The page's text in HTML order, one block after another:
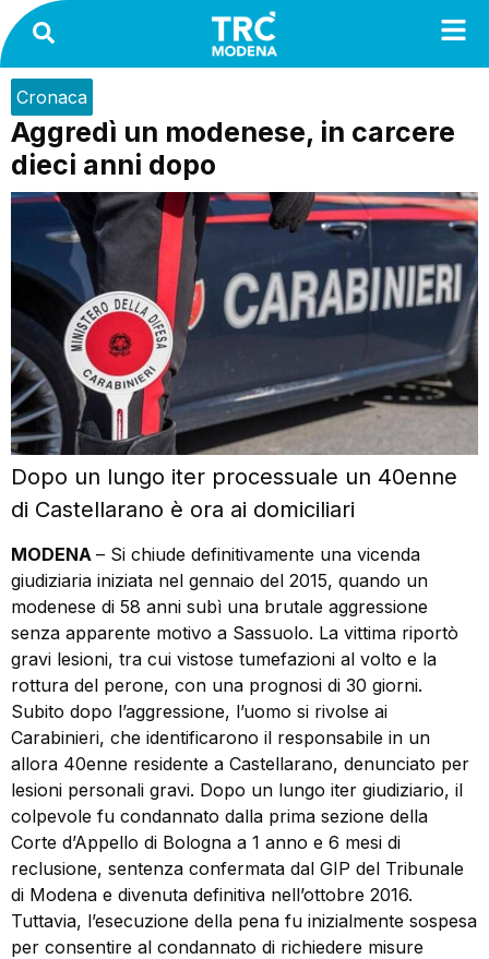
Cronaca
Aggredì un modenese, in carcere
dieci anni dopo
Dopo un lungo iter processuale un 40enne
di Castellarano è ora ai domiciliari
MODENA – Si chiude definitivamente una vicenda
giudiziaria iniziata nel gennaio del 2015, quando un
modenese di 58 anni subì una brutale aggressione
senza apparente motivo a Sassuolo. La vittima riportò
gravi lesioni, tra cui vistose tumefazioni al volto e la
rottura del perone, con una prognosi di 30 giorni.
Subito dopo l’aggressione, l’uomo si rivolse ai
Carabinieri, che identificarono il responsabile in un
allora 40enne residente a Castellarano, denunciato per
lesioni personali gravi. Dopo un lungo iter giudiziario, il
colpevole fu condannato dalla prima sezione della
Corte d’Appello di Bologna a 1 anno e 6 mesi di
reclusione, sentenza confermata dal GIP del Tribunale
di Modena e divenuta definitiva nell’ottobre 2016.
Tuttavia, l’esecuzione della pena fu inizialmente sospesa
per consentire al condannato di richiedere misure